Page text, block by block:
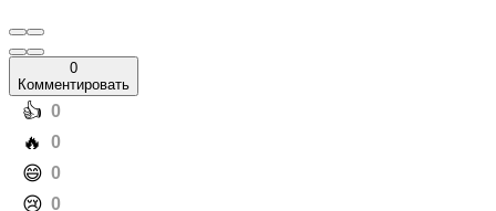
0
Комментировать
️👍 0
️🔥 0
️😄 0
️😢 0